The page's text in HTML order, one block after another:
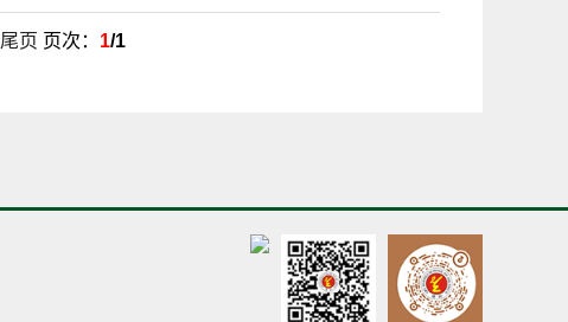
尾页 页次： 1/1